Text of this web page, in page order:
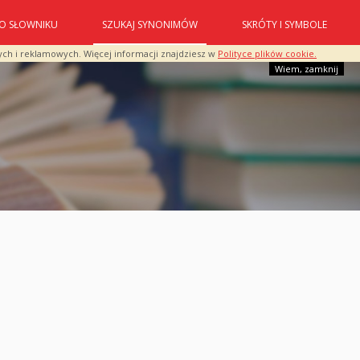
i reklamowych. Więcej informacji znajdziesz w Polityce plików cookie.
Wiem, zamknij
O SŁOWNIKU SZUKAJ SYNONIMÓW SKRÓTY I SYMBOLE